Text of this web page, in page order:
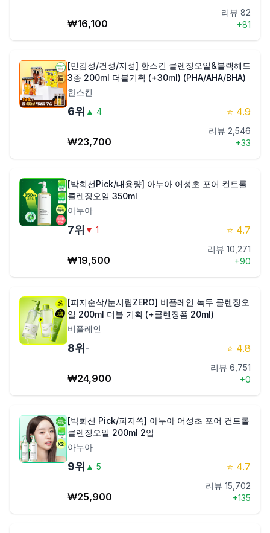
₩16,100
리뷰 82
+81
[민감성/건성/지성] 한스킨 클렌징오일&블랙헤드
3종 200ml 더블기획 (+30ml) (PHA/AHA/BHA)
한스킨
6위 ▲ 4 ⭐ 4.9
₩23,700
리뷰 2,546
+33
[박희선Pick/대용량] 아누아 어성초 포어 컨트롤
클렌징오일 350ml
아누아
7위 ▼ 1 ⭐ 4.7
₩19,500
리뷰 10,271
+90
[피지순삭/눈시림ZERO] 비플레인 녹두 클렌징오
일 200ml 더블 기획 (+클렌징폼 20ml)
비플레인
8위 - ⭐ 4.8
₩24,900
리뷰 6,751
+0
[박희선 Pick/피지쏙] 아누아 어성초 포어 컨트롤
클렌징오일 200ml 2입
아누아
9위 ▲ 5 ⭐ 4.7
₩25,900
리뷰 15,702
+135